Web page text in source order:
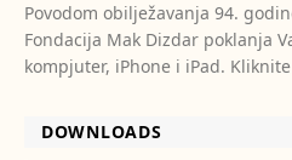
Povodom obilježavanja 94.
Fondacija Mak Dizdar poklanja
kompjuter, iPhone i iPad.
DOWNLOADS